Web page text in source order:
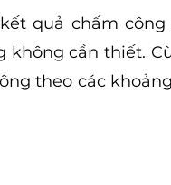
quả chấm
cần thiết.
theo các